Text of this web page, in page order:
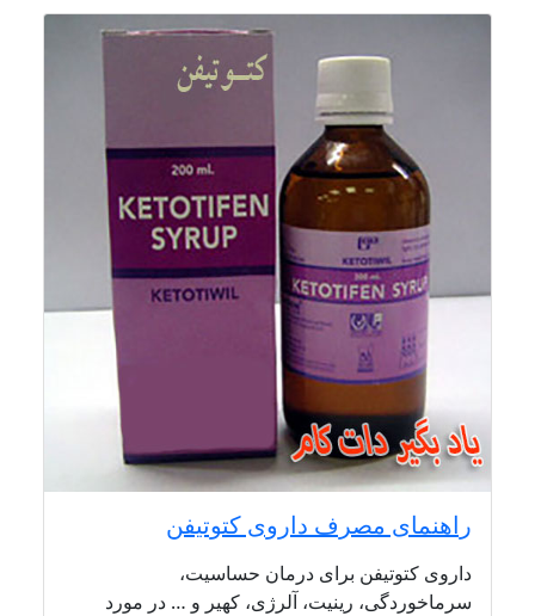
راهنمای مصرف داروی کتوتیفن
داروی کتوتیفن برای درمان حساسیت،
سرماخوردگی، رینیت، آلرژی، کهیر و … در مورد